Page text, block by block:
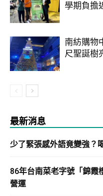
學期負擔
南紡購物
尺聖誕樹
最新消息
少了緊張感外語竟變強？
86年台南菜老字號「錦
營運